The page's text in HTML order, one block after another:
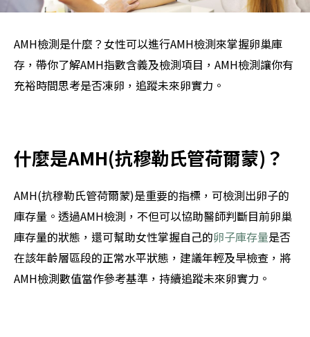
AMH檢測是什麼？女性可以進行AMH檢測來掌握卵巢庫
存，帶你了解AMH指數含義及檢測項目，AMH檢測讓你有
充裕時間思考是否凍卵，追蹤未來卵實力。
什麼是AMH(抗穆勒氏管荷爾蒙)？
AMH(抗穆勒氏管荷爾蒙)是重要的指標，可檢測出卵子的
庫存量。透過AMH檢測，不但可以協助醫師判斷目前卵巢
庫存量的狀態，還可幫助女性掌握自己的卵子庫存量是否
在該年齡層區段的正常水平狀態，建議年輕及早檢查，將
AMH檢測數值當作參考基準，持續追蹤未來卵實力。